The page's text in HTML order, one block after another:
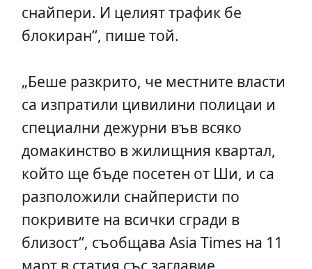
снайпери. И целият трафик бе
блокиран“, пише той.
„Беше разкрито, че местните власти
са изпратили цивилини полицаи и
специални дежурни във всяко
домакинство в жилищния квартал,
който ще бъде посетен от Ши, и са
разположили снайперисти по
покривите на всички сгради в
близост“, съобщава Asia Times на 11
март в статия със заглавие